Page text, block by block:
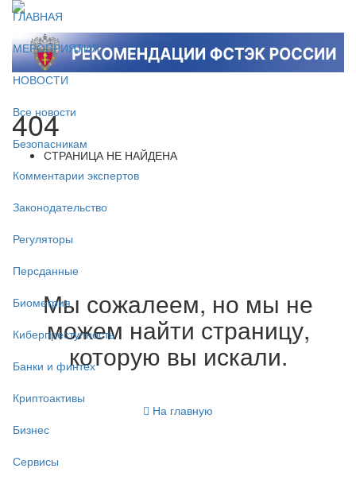
ГЛАВНАЯ
МЕРОПРИЯТИЯ
НОВОСТИ
Все новости
Безопасникам
Комментарии экспертов
Законодательство
Регуляторы
Персданные
Биометрия
Киберпреступность
Банки и финтех
Криптоактивы
Бизнес
Сервисы
404
СТРАНИЦА НЕ НАЙДЕНА
Мы сожалеем, но мы не
можем найти страницу,
которую вы искали.
На главную